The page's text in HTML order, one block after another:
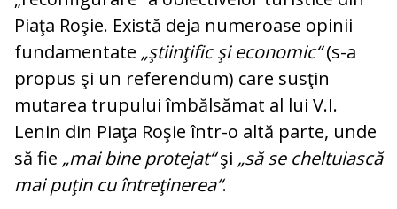
Piaţa Roşie. Există deja numeroase opinii
fundamentate „ştiinţific şi economic“(s-a
propus şi un referendum) care susţin
mutarea trupului îmbălsămat al lui V.I.
Lenin din Piaţa Roşie într-o altă parte, unde
să fie „mai bine protejat“şi „să se cheltuiască
mai puţin cu întreţinerea“.